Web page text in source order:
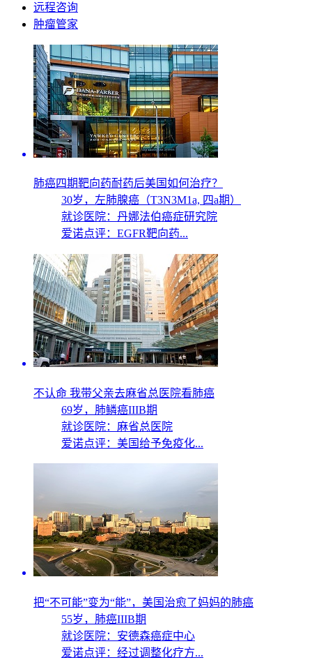
远程咨询
肿瘤管家
肺癌四期靶向药耐药后美国如何治疗？
30岁， 左肺腺癌（T3N3M1a, 四a期）
就诊医院：丹娜法伯癌症研究院
爱诺点评：EGFR靶向药...
不认命 我带父亲去麻省总医院看肺癌
69岁， 肺鳞癌IIIB期
就诊医院：麻省总医院
爱诺点评：美国给予免疫化...
把“不可能”变为“能”，美国治愈了妈妈的肺癌
55岁， 肺癌IIIB期
就诊医院：安德森癌症中心
爱诺点评：经过调整化疗方...